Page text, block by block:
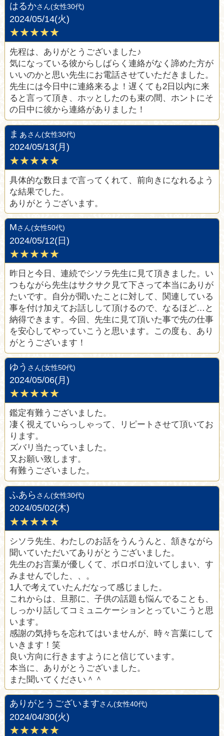
はるかさん(女性30代)
2024/05/14(火)
★★★★★
先程は、ありがとうございました♪
気になっている彼からしばらく連絡がなく諦めた方が
いいのかと思い先生にお電話させていただきました。
先生には今日中に連絡来るよ！遅くても2日以内に来
ると言って頂き、ホッとしたのも束の間、ホントにそ
の日中に彼から連絡がありました！
まぁさん(女性30代)
2024/05/13(月)
★★★★★
具体的な数日まで言ってくれて、前向きになれるよう
な結果でした。
ありがとうございます。
Mさん(女性50代)
2024/05/12(日)
★★★★★
昨日と今日、連続でシソラ先生に見て頂きました。い
つもながら先生はサクサク見て下さって本当にありが
たいです。自分が聞いたことに対して、関連している
事を付け加えてお話しして頂けるので、なるほど…と
納得できます。今回、先生に見て頂いた事で先の仕事
を安心してやっていこうと思います。この度も、あり
がとうございます！
ゆう さん(女性50代)
2024/05/06(月)
★★★★★
鑑定有難うございました。
凄く視えていらっしゃって、リピートさせて頂いてお
ります。
ズバリ当たっていました。
又お願い致します。
有難うございました。
ふあらさん(女性30代)
2024/05/02(木)
★★★★★
シソラ先生、わたしのお話をうんうんと、頷きながら
聞いていただいてありがとうございました。
先生のお言葉が優しくて、ボロボロ泣いてしまい、す
みませんでした、、。
1人で考えていたんだなって感じました。
これからは、旦那に、子供の話題も悩んでることも、
しっかり話してコミュニケーションとっていこうと思
います。
感謝の気持ちを忘れてはいませんが、時々言葉にして
いきます！笑
良い方向に行きますようにと信じています。
本当に、ありがとうございました。
また聞いてください＾＾
ありがとうございますさん(女性40代)
2024/04/30(火)
★★★★★